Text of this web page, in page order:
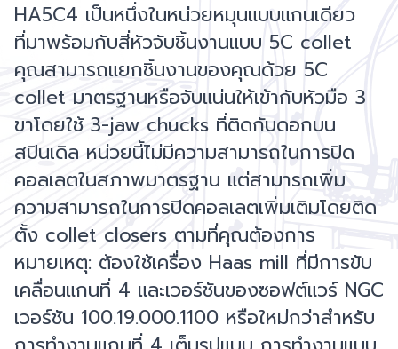
HA5C4 เป็นหนึ่งในหน่วยหมุนแบบแกนเดียว
ที่มาพร้อมกับสี่หัวจับชิ้นงานแบบ 5C collet
คุณสามารถแยกชิ้นงานของคุณด้วย 5C
collet มาตรฐานหรือจับแน่นให้เข้ากับหัวมือ 3
ขาโดยใช้ 3-jaw chucks ที่ติดกับดอกบน
สปินเดิล หน่วยนี้ไม่มีความสามารถในการปิด
คอลเลตในสภาพมาตรฐาน แต่สามารถเพิ่ม
ความสามารถในการปิดคอลเลตเพิ่มเติมโดยติด
ตั้ง collet closers ตามที่คุณต้องการ
หมายเหตุ: ต้องใช้เครื่อง Haas mill ที่มีการขับ
เคลื่อนแกนที่ 4 และเวอร์ชันของซอฟต์แวร์ NGC
เวอร์ชัน 100.19.000.1100 หรือใหม่กว่าสำหรับ